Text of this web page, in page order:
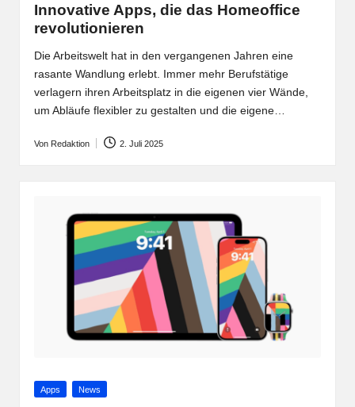
Innovative Apps, die das Homeoffice
revolutionieren
Die Arbeitswelt hat in den vergangenen Jahren eine
rasante Wandlung erlebt. Immer mehr Berufstätige
verlagern ihren Arbeitsplatz in die eigenen vier Wände,
um Abläufe flexibler zu gestalten und die eigene…
Von Redaktion 2. Juli 2025
Posted
Apps News